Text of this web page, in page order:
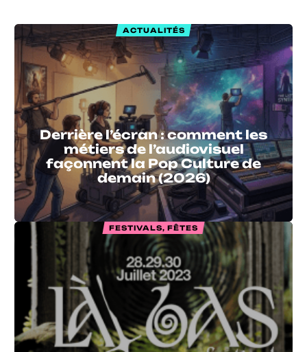
ACTUALITÉS
Derrière l’écran : comment les
métiers de l’audiovisuel
façonnent la Pop Culture de
demain (2026)
FESTIVALS, FÊTES